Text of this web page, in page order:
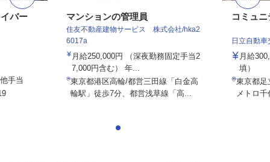
バー
手当
マンションの管理員
住友不動産建物サービス 株式会社/hka2
6017a
月給250,000円 （深夜勤務固定手当2
7,000円含む） 年...
東京都港区高輪/都営三田線「白金高
輪駅」徒歩7分、都営浅草線「高...
コミュ
日立自動
月給
填）
東京都足
メトロ